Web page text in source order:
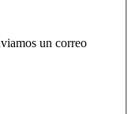
un correo